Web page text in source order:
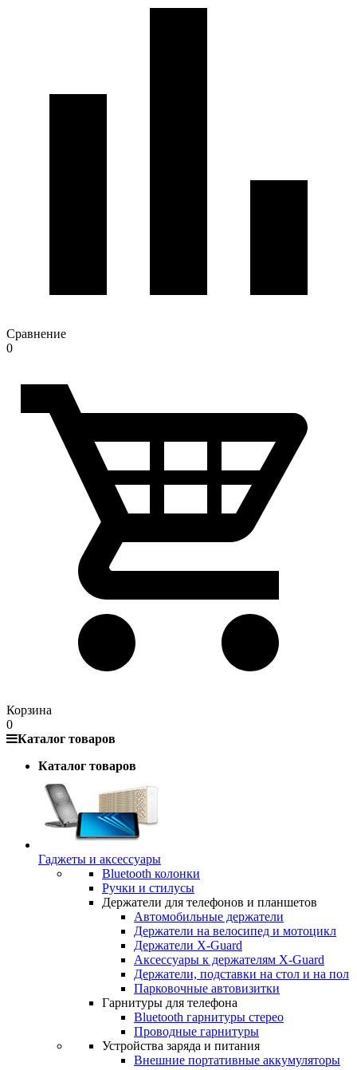
Сравнение
0
Корзина
0
Каталог товаров
Каталог товаров
Гаджеты и аксессуары
Bluetooth колонки
Ручки и стилусы
Держатели для телефонов и планшетов
Автомобильные держатели
Держатели на велосипед и мотоцикл
Держатели X-Guard
Аксессуары к держателям X-Guard
Держатели, подставки на стол и на пол
Парковочные автовизитки
Гарнитуры для телефона
Bluetooth гарнитуры стерео
Проводные гарнитуры
Устройства заряда и питания
Внешние портативные аккумуляторы